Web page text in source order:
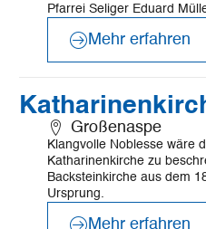
Pfarrei Seliger Eduard
Mehr erfahren
Großenaspe
Klangvolle Noblesse wäre
Katharinenkirche zu
Backsteinkirche aus dem
Ursprung.
Mehr
erfahren
Mehr erfahren